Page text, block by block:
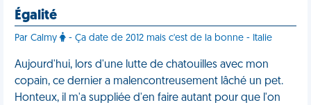
Égalité
Par Calmy - Ça date de 2012 mais c'est de la bonne - Italie
Aujourd'hui, lors d'une lutte de chatouilles avec mon
copain, ce dernier a malencontreusement lâché un pet.
Honteux, il m'a suppliée d'en faire autant pour que l'on